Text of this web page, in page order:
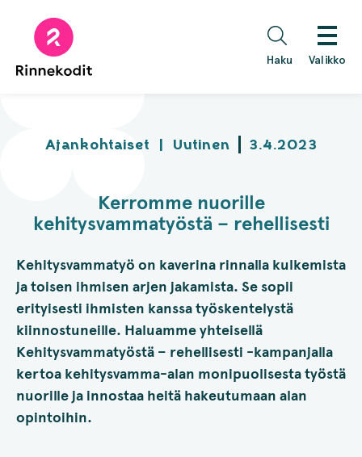
sisältöön
Haku Valikko
Ajankohtaiset | Uutinen 3.4.2023
Kerromme nuorille
kehitysvammatyöstä – rehellisesti
Kehitysvammatyö on kaverina rinnalla kulkemista
ja toisen ihmisen arjen jakamista. Se sopii
erityisesti ihmisten kanssa työskentelystä
kiinnostuneille. Haluamme yhteisellä
Kehitysvammatyöstä – rehellisesti -kampanjalla
kertoa kehitysvamma-alan monipuolisesta työstä
nuorille ja innostaa heitä hakeutumaan alan
opintoihin.